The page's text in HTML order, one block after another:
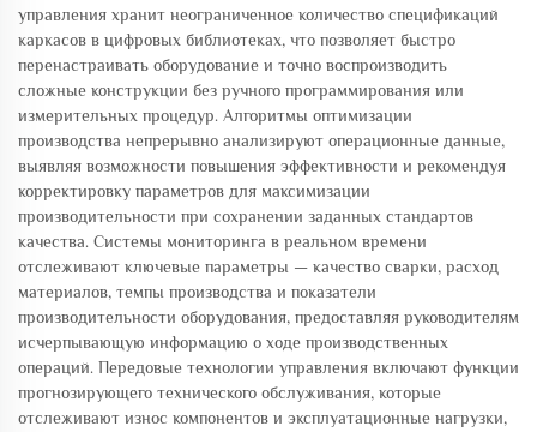
управления хранит неограниченное количество спецификаций
каркасов в цифровых библиотеках, что позволяет быстро
перенастраивать оборудование и точно воспроизводить
сложные конструкции без ручного программирования или
измерительных процедур. Алгоритмы оптимизации
производства непрерывно анализируют операционные данные,
выявляя возможности повышения эффективности и рекомендуя
корректировку параметров для максимизации
производительности при сохранении заданных стандартов
качества. Системы мониторинга в реальном времени
отслеживают ключевые параметры — качество сварки, расход
материалов, темпы производства и показатели
производительности оборудования, предоставляя руководителям
исчерпывающую информацию о ходе производственных
операций. Передовые технологии управления включают функции
прогнозирующего технического обслуживания, которые
отслеживают износ компонентов и эксплуатационные нагрузки,